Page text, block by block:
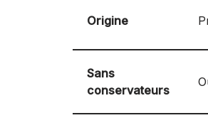
Origine
Sans
conservateurs